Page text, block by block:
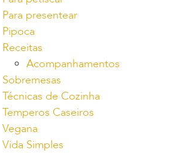
Para presentear
Pipoca
Receitas
Acompanhamentos
Sobremesas
Técnicas de Cozinha
Temperos Caseiros
Vegana
Vida Simples